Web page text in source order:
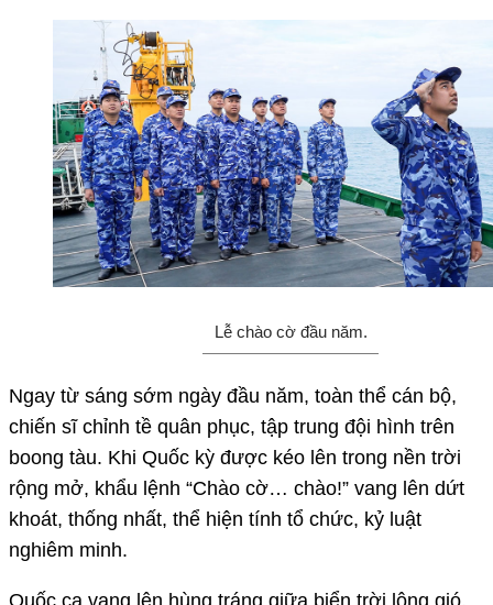
Lễ chào cờ đầu năm.
Ngay từ sáng sớm ngày đầu năm, toàn thể cán bộ,
chiến sĩ chỉnh tề quân phục, tập trung đội hình trên
boong tàu. Khi Quốc kỳ được kéo lên trong nền trời
rộng mở, khẩu lệnh “Chào cờ… chào!” vang lên dứt
khoát, thống nhất, thể hiện tính tổ chức, kỷ luật
nghiêm minh.
Quốc ca vang lên hùng tráng giữa biển trời lộng gió.